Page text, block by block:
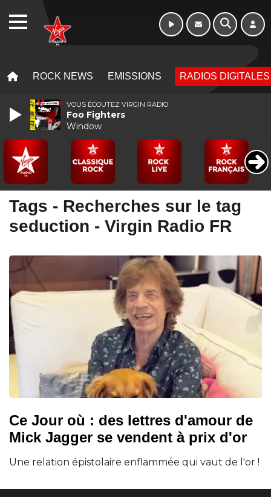
ROCK NEWS EMISSIONS RADIOS DIGITALES
Tags - Recherches sur le tag
seduction - Virgin Radio FR
Ce Jour où : des lettres d'amour de
Mick Jagger se vendent à prix d'or
Une relation épistolaire enflammée qui vaut de l'or !
VOUS ÉCOUTEZ VIRGIN RADIO
Foo Fighters
Window
WEBRADIO